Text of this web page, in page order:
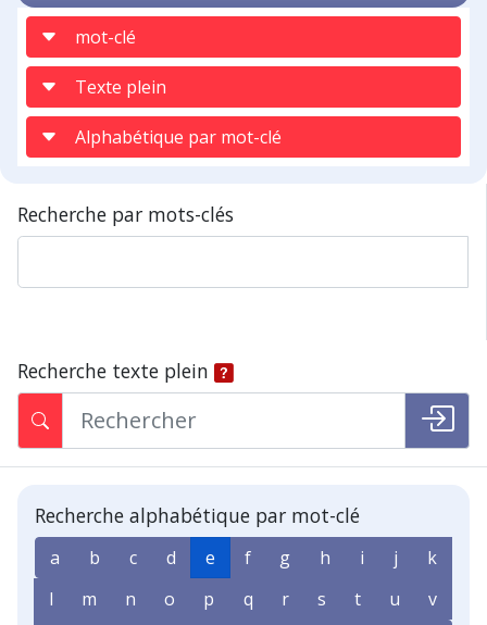
mot-clé
Texte plein
Alphabétique par mot-clé
Recherche par mots-clés
Recherche texte plein
Recherche alphabétique par mot-clé
a b c d e f g h i j
k
l
m n o p q r s t u
v